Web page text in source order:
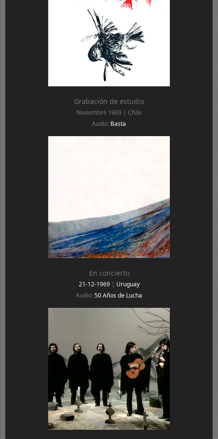
Grabación de estudio
Noviembre 1969 | Chile
Audio:Basta
En concierto
21-12-1969|Uruguay
Audio:50 Años de Lucha